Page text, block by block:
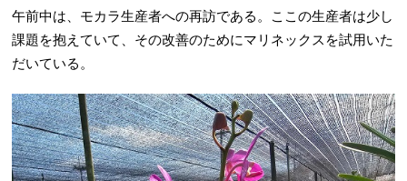
午前中は、モカラ生産者への再訪である。ここの生産者は少し
課題を抱えていて、その改善のためにマリネックスを試用いた
だいている。